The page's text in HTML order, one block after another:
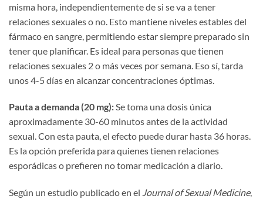
misma hora, independientemente de si se va a tener
relaciones sexuales o no. Esto mantiene niveles estables del
fármaco en sangre, permitiendo estar siempre preparado sin
tener que planificar. Es ideal para personas que tienen
relaciones sexuales 2 o más veces por semana. Eso sí, tarda
unos 4-5 días en alcanzar concentraciones óptimas.
Pauta a demanda (20 mg):Se toma una dosis única
aproximadamente 30-60 minutos antes de la actividad
sexual. Con esta pauta, el efecto puede durar hasta 36 horas.
Es la opción preferida para quienes tienen relaciones
esporádicas o prefieren no tomar medicación a diario.
Según un estudio publicado en el Journal of Sexual Medicine,